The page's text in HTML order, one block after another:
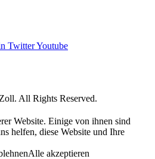
TwitterYoutube
All Rights Reserved.
Website. Einige von ihnen sind
helfen, diese Website und Ihre
Alle akzeptieren